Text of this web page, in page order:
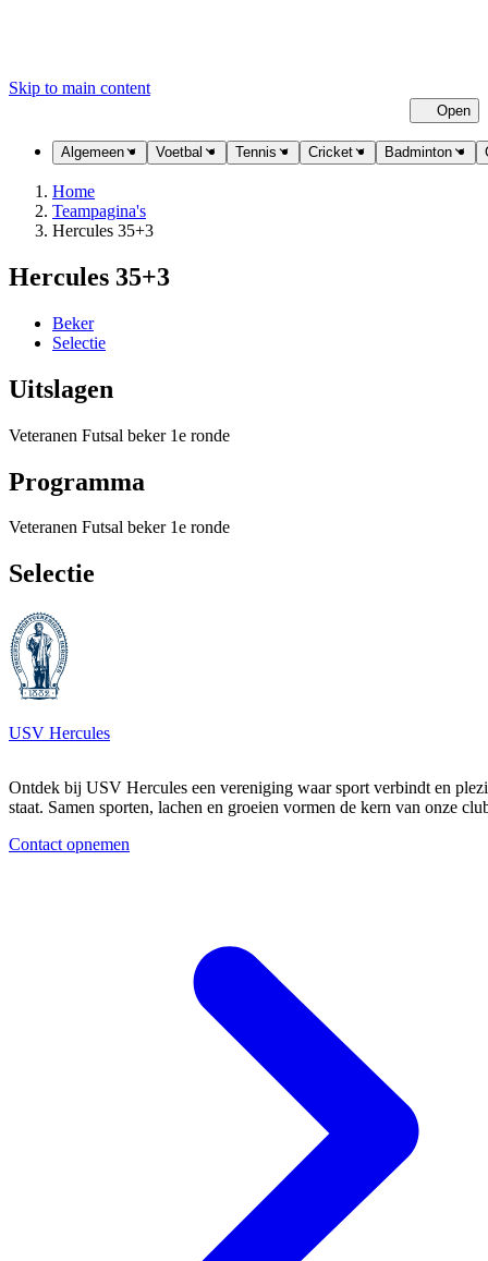
Skip to main content
Open
Algemeen Voetbal Tennis Cricket Badminton
Home
Teampagina's
Hercules 35+3
Hercules 35+3
Beker
Selectie
Uitslagen
Veteranen Futsal beker 1e ronde
Programma
Veteranen Futsal beker 1e ronde
Selectie
Footer
USV Hercules
Ontdek bij USV Hercules een vereniging waar sport verbindt en
staat. Samen sporten, lachen en groeien vormen de kern van onze
Contact opnemen